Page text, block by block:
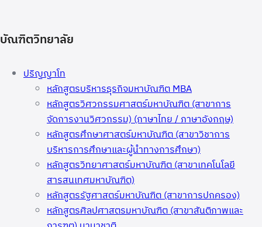
บัณฑิตวิทยาลัย
ปริญญาโท
หลักสูตรบริหารธุรกิจมหาบัณฑิต MBA
หลักสูตรวิศวกรรมศาสตร์มหาบัณฑิต (สาขาการ
จัดการงานวิศวกรรม) (ภาษาไทย / ภาษาอังกฤษ)
หลักสูตรศึกษาศาสตร์มหาบัณฑิต (สาขาวิชาการ
บริหารการศึกษาและผู้นำทางการศึกษา)
หลักสูตรวิทยาศาสตร์มหาบัณฑิต (สาขาเทคโนโลยี
สารสนเทศมหาบัณฑิต)
หลักสูตรรัฐศาสตร์มหาบัณฑิต (สาขาการปกครอง)
หลักสูตรศิลปศาสตรมหาบัณฑิต (สาขาสันติภาพและ